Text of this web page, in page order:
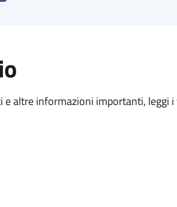
e altre informazioni importanti, leggi